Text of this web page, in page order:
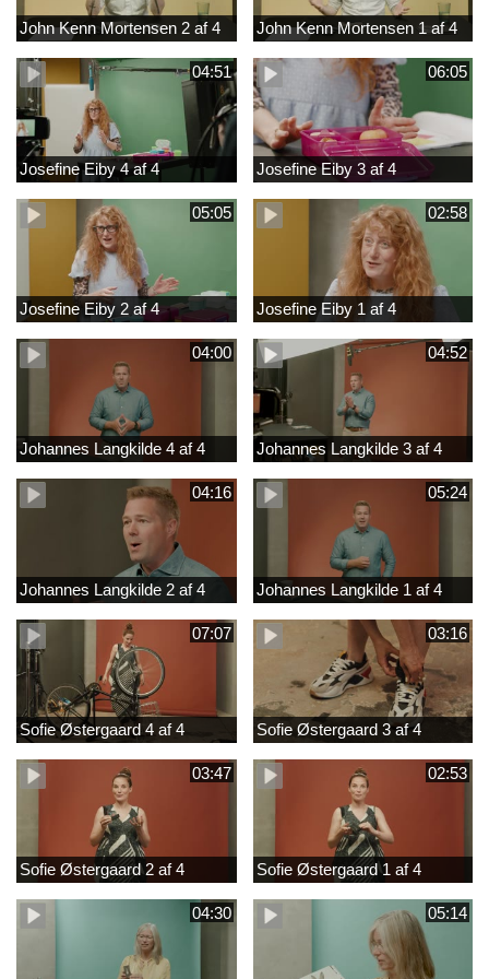
John Kenn Mortensen 2 af 4 John Kenn Mortensen 1 af 4
04:51
Josefine Eiby 4 af 4
06:05
Josefine Eiby 3 af 4
05:05
Josefine Eiby 2 af 4
02:58
Josefine Eiby 1 af 4
04:00
Johannes Langkilde 4 af 4
04:52
Johannes Langkilde 3 af 4
04:16
Johannes Langkilde 2 af 4
05:24
Johannes Langkilde 1 af 4
07:07
Sofie Østergaard 4 af 4
03:16
Sofie Østergaard 3 af 4
03:47
Sofie Østergaard 2 af 4
02:53
Sofie Østergaard 1 af 4
04:30 05:14